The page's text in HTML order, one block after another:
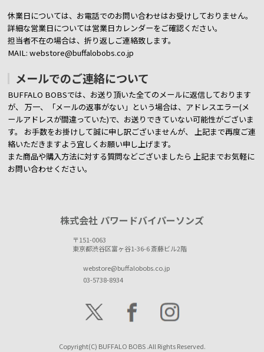
休業日については、お電話でのお問い合わせはお受けしておりません。
詳細な営業日については営業日カレンダーをご確認ください。
担当者不在の場合は、折り返しご連絡致します。
MAIL: webstore@buffalobobs.co.jp
メールでのご連絡について
BUFFALO BOBSでは、お送り頂いた全てのメールに返信しております
が、 万一、「メールの返事がない」という場合は、アドレスエラー(メ
ールアドレスが間違っていた)で、お送りできていない可能性がございま
す。 お手数をお掛けして誠に申し訳ございませんが、 上記まで再度ご連
絡いただきますよう宜しくお願い申し上げます。
また商品や購入方法に対する質問などございましたら上記までお気軽に
お問い合わせください。
株式会社 パワードバイパーソンズ
〒151-0063
東京都渋谷区富ヶ谷1-36-6 斎藤ビル2階
webstore@buffalobobs.co.jp
03-5738-8934
Copyright(C) BUFFALO BOBS .All Rights Reserved.